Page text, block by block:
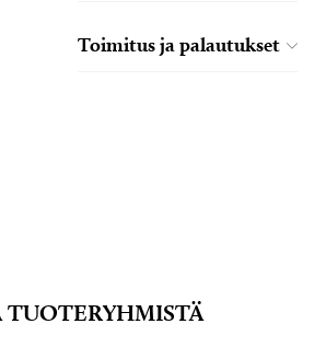
Toimitus ja palautukset
TUOTERYHMISTÄ